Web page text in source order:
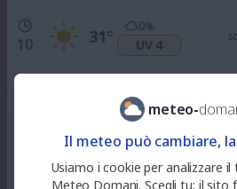
10 31°
0%
UV 4
UV 7
35° UV 8
meteo-
Il meteo può cambiare,
Usiamo i cookie per analizzare
Meteo Domani. Scegli tu: il sito